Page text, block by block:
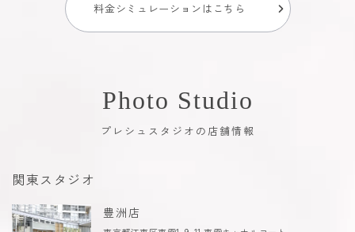
料金シミュレーションはこちら
Photo Studio
プレシュスタジオの店舗情報
関東スタジオ
豊洲店